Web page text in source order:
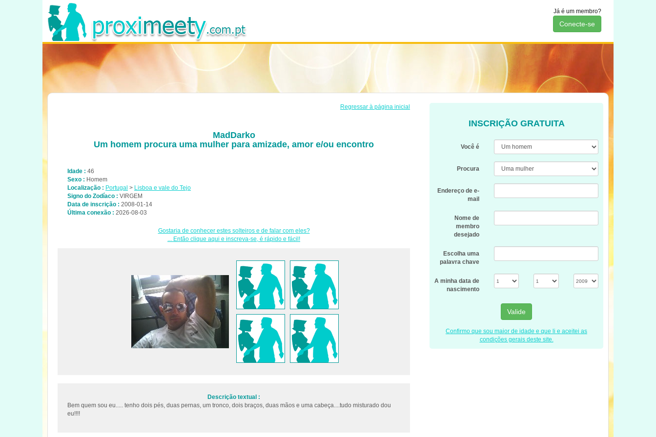
Já é um membro?
Conecte-se
Regressar à página inicial
MadDarko
Um homem procura uma mulher para amizade, amor e/ou encontro
Idade : 46
Sexo : Homem
Localização : Portugal > Lisboa e vale do Tejo
Signo do Zodíaco : VIRGEM
Data de inscrição : 2008-01-14
Última conexão : 2026-08-03
Gostaria de conhecer estes solteiros e de falar com eles?
... Então clique aqui e inscreva-se, é rápido e fácil!
Descrição textual :
Bem quem sou eu..... tenho dois pés, duas pernas, um tronco, dois braços, duas mãos e uma cabeça....tudo misturado dou
eu!!!!
INSCRIÇÃO GRATUITA
Você é
Procura
Endereço de e-
mail
Nome de
membro
desejado
Escolha uma
palavra chave
A minha data de
nascimento
Valide
Confirmo que sou maior de idade e que li e aceitei as
condições gerais deste site.